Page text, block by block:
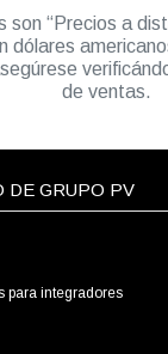
son “Precios a
dólares
de ventas.
DE GRUPO PV
para integradores